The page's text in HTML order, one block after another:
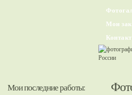
Мои
Мои последние работы: